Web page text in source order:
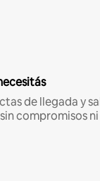
de llegada y
compromisos